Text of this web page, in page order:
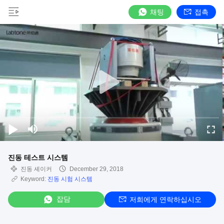
채팅 접촉
진동 테스트 시스템
진동 셰이커
December 29, 2018
Keyword: 진동 시험 시스템
잡담 저희에게 연락하십시오